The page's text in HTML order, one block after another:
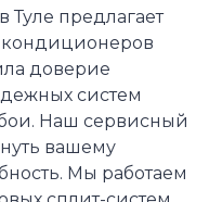
Туле предлагает
доверие
систем
Наш сервисный
вашему
Мы работаем